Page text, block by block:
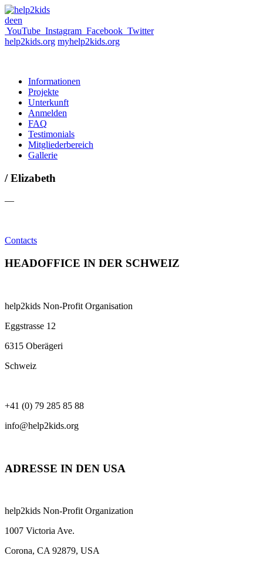
deen
YouTube Instagram Facebook Twitter
help2kids.org myhelp2kids.org
Informationen
Projekte
Unterkunft
Anmelden
FAQ
Testimonials
Mitgliederbereich
Gallerie
/ Elizabeth
—
Contacts
HEADOFFICE IN DER SCHWEIZ
help2kids Non-Profit Organisation
Eggstrasse 12
6315 Oberägeri
Schweiz
+41 (0) 79 285 85 88
info@help2kids.org
ADRESSE IN DEN USA
help2kids Non-Profit Organization
1007 Victoria Ave.
Corona, CA 92879, USA